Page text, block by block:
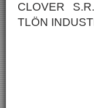
CLOVER
TLÖN